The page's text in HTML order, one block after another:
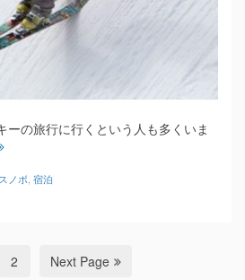
ーの旅行に行くという人も多くいま
ノボ 宿泊
2 Next Page